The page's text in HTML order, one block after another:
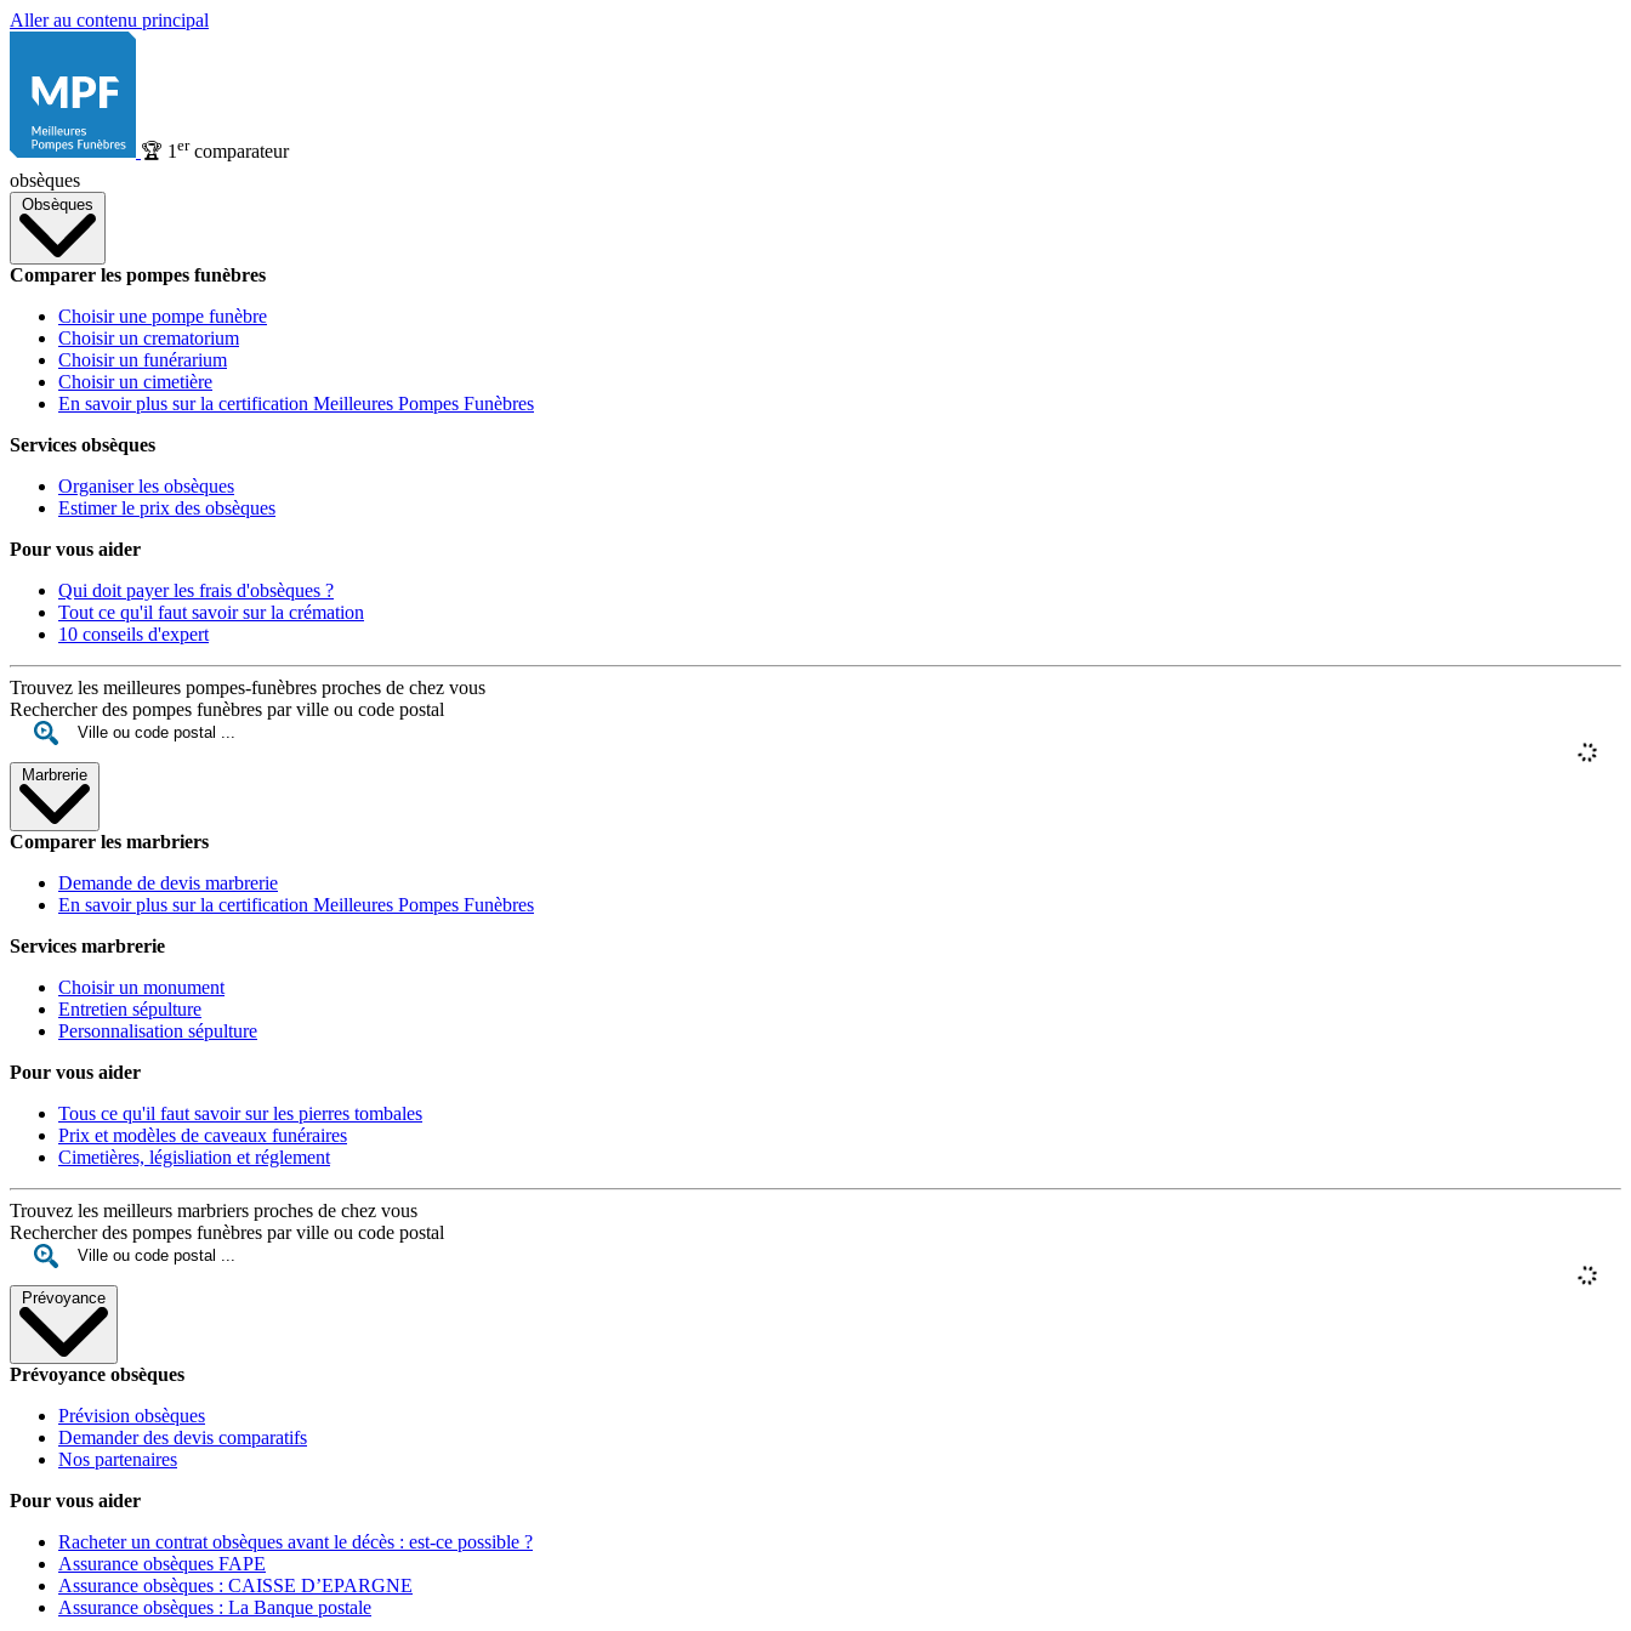
Aller au contenu principal
🏆 1 ercomparateur
obsèques
Obsèques
Comparer les pompes funèbres
Choisir une pompe funèbre
Choisir un crematorium
Choisir un funérarium
Choisir un cimetière
En savoir plus sur la certification Meilleures Pompes Funèbres
Services obsèques
Organiser les obsèques
Estimer le prix des obsèques
Pour vous aider
Qui doit payer les frais d'obsèques ?
Tout ce qu'il faut savoir sur la crémation
10 conseils d'expert
Trouvez les meilleures pompes-funèbres proches de chez vous
Rechercher des pompes funèbres par ville ou code postal
Marbrerie
Comparer les marbriers
Demande de devis marbrerie
En savoir plus sur la certification Meilleures Pompes Funèbres
Services marbrerie
Choisir un monument
Entretien sépulture
Personnalisation sépulture
Pour vous aider
Tous ce qu'il faut savoir sur les pierres tombales
Prix et modèles de caveaux funéraires
Cimetières, législiation et réglement
Trouvez les meilleurs marbriers proches de chez vous
Rechercher des pompes funèbres par ville ou code postal
Prévoyance
Prévoyance obsèques
Prévision obsèques
Demander des devis comparatifs
Nos partenaires
Pour vous aider
Racheter un contrat obsèques avant le décès : est-ce possible ?
Assurance obsèques FAPE
Assurance obsèques : CAISSE D’EPARGNE
Assurance obsèques : La Banque postale